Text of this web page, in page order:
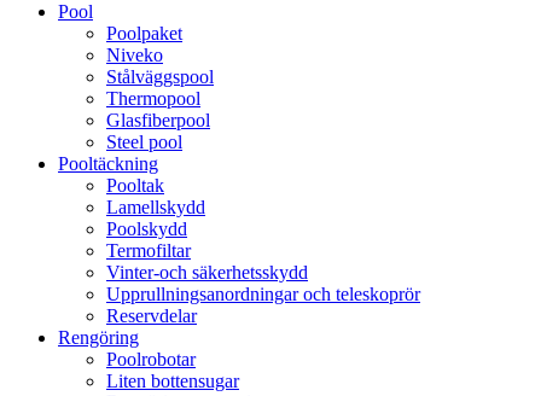
Pool
Poolpaket
Niveko
Stålväggspool
Thermopool
Glasfiberpool
Steel pool
Pooltäckning
Pooltak
Lamellskydd
Poolskydd
Termofiltar
Vinter-och säkerhetsskydd
Upprullningsanordningar och teleskoprör
Reservdelar
Rengöring
Poolrobotar
Liten bottensugar